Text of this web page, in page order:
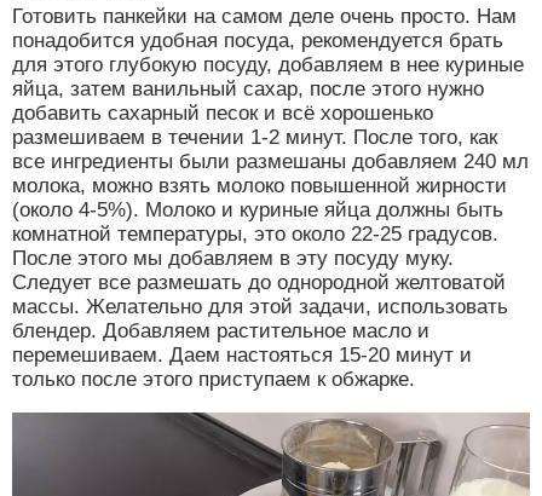
Готовить панкейки на самом деле очень просто. Нам
понадобится удобная посуда, рекомендуется брать
для этого глубокую посуду, добавляем в нее куриные
яйца, затем ванильный сахар, после этого нужно
добавить сахарный песок и всё хорошенько
размешиваем в течении 1-2 минут. После того, как
все ингредиенты были размешаны добавляем 240 мл
молока, можно взять молоко повышенной жирности
(около 4-5%). Молоко и куриные яйца должны быть
комнатной температуры, это около 22-25 градусов.
После этого мы добавляем в эту посуду муку.
Следует все размешать до однородной желтоватой
массы. Желательно для этой задачи, использовать
блендер. Добавляем растительное масло и
перемешиваем. Даем настояться 15-20 минут и
только после этого приступаем к обжарке.